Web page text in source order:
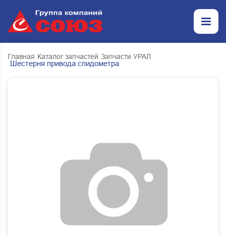
Главная Каталог запчастей Запчасти УРАЛ
Шестерня привода спидометра